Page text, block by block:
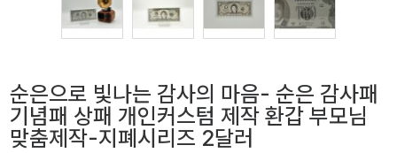
순은으로 빛나는 감사의 마음- 순은 감사패
기념패 상패 개인커스텀 제작 환갑 부모님
맞춤제작-지폐시리즈 2달러